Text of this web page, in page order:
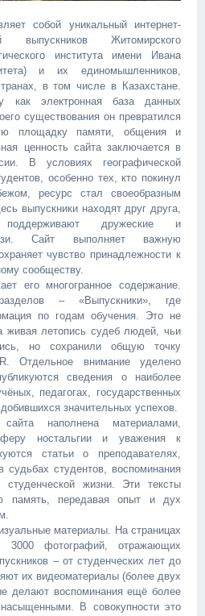
собой уникальный интернет-
выпускников Житомирского
института имени Ивана
и их единомышленников,
в том числе в Казахстане.
как электронная база данных
существования он превратился
площадку памяти, общения и
ценность сайта заключается в
В условиях географической
особенно тех, кто покинул
ресурс стал своеобразным
выпускники находят друг друга,
дружеские и
Сайт выполняет важную
чувство принадлежности к
сообществу.
его многогранное содержание.
– «Выпускники», где
по годам обучения. Это не
живая летопись судеб людей, чьи
но сохранили общую точку
Отдельное внимание уделено
сведения о наиболее
педагогах, государственных
значительных успехов.
наполнена материалами,
ностальгии и уважения к
статьи о преподавателях,
студентов, воспоминания
студенческой жизни. Эти тексты
память, передавая опыт и дух
материалы. На страницах
3000 фотографий, отражающих
– от студенческих лет до
их видеоматериалы (более двух
делают воспоминания ещё более
В совокупности это